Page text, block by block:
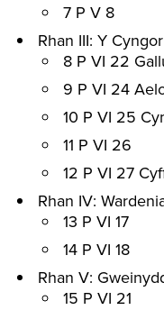
7 P V 8
Rhan III: Y
8 P VI 22
9 P VI 24
10 P VI 25
11 P VI 26
12 P VI 27
Rhan IV:
13 P VI 17
14 P VI 18
Rhan V:
15 P VI 21